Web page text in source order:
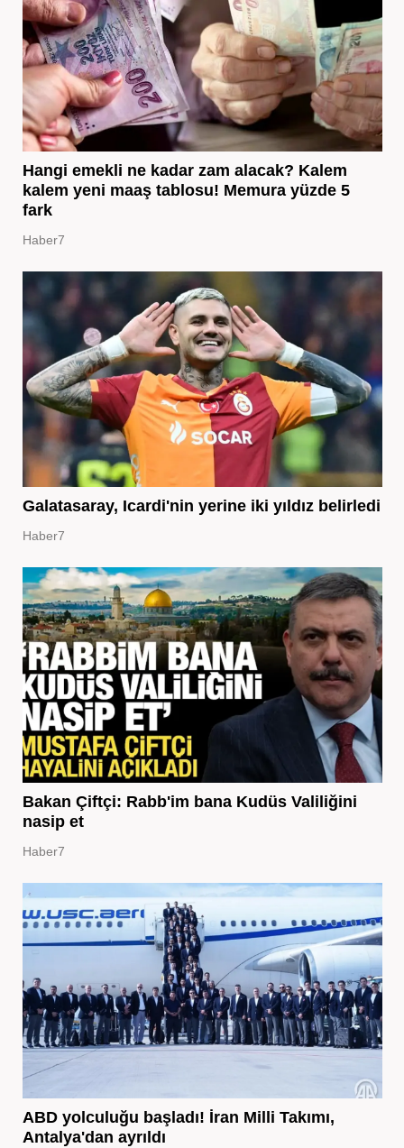
Hangi emekli ne kadar zam alacak? Kalem
kalem yeni maaş tablosu! Memura yüzde 5
fark
Haber7
Galatasaray, Icardi'nin yerine iki yıldız belirledi
Haber7
Bakan Çiftçi: Rabb'im bana Kudüs Valiliğini
nasip et
Haber7
ABD yolculuğu başladı! İran Milli Takımı,
Antalya'dan ayrıldı